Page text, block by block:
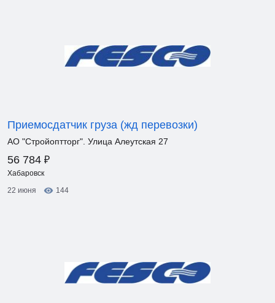
Приемосдатчик груза (жд перевозки)
АО "Стройоптторг". Улица Алеутская 27
56 784 ₽
Хабаровск
22 июня
144